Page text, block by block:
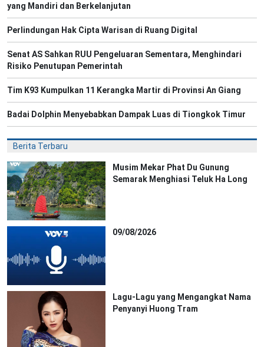
yang Mandiri dan Berkelanjutan
Perlindungan Hak Cipta Warisan di Ruang Digital
Senat AS Sahkan RUU Pengeluaran Sementara, Menghindari
Risiko Penutupan Pemerintah
Tim K93 Kumpulkan 11 Kerangka Martir di Provinsi An Giang
Badai Dolphin Menyebabkan Dampak Luas di Tiongkok Timur
Berita Terbaru
Musim Mekar Phat Du Gunung
Semarak Menghiasi Teluk Ha Long
09/08/2026
Lagu-Lagu yang Mengangkat Nama
Penyanyi Huong Tram